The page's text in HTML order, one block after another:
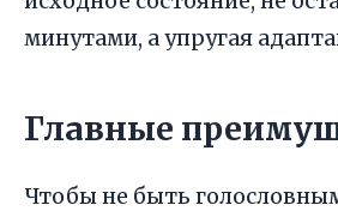
минутами, а упругая
Главные
Чтобы не быть